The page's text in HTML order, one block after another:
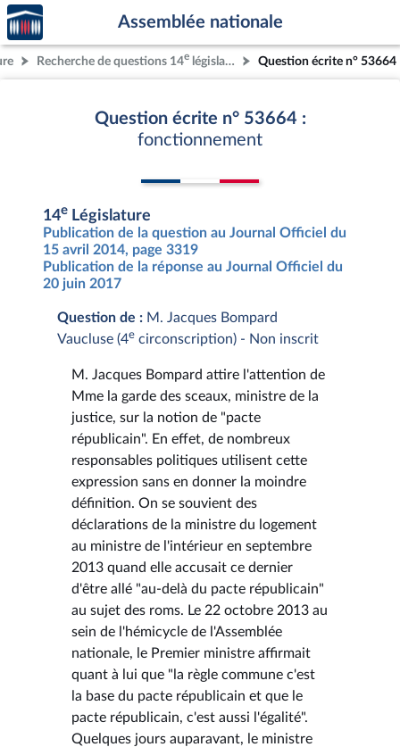
Aller au contenu
Aller en bas de la page
Accèder
à la
page
d'accueil
Assemblée nationale
Recherche de questions 14e législature Question écrite n° 53664
Question écrite n° 53664 :
fonctionnement
14e Législature
Publication de la question au Journal Officiel du
15 avril 2014, page 3319
Publication de la réponse au Journal Officiel du
20 juin 2017
Question de : M. Jacques Bompard
Vaucluse (4e circonscription) - Non inscrit
M. Jacques Bompard attire l'attention de
Mme la garde des sceaux, ministre de la
justice, sur la notion de "pacte
républicain". En effet, de nombreux
responsables politiques utilisent cette
expression sans en donner la moindre
définition. On se souvient des
déclarations de la ministre du logement
au ministre de l'intérieur en septembre
2013 quand elle accusait ce dernier
d'être allé "au-delà du pacte républicain"
au sujet des roms. Le 22 octobre 2013 au
sein de l'hémicycle de l'Assemblée
nationale, le Premier ministre affirmait
quant à lui que "la règle commune c'est
la base du pacte républicain et que le
pacte républicain, c'est aussi l'égalité".
Quelques jours auparavant, le ministre